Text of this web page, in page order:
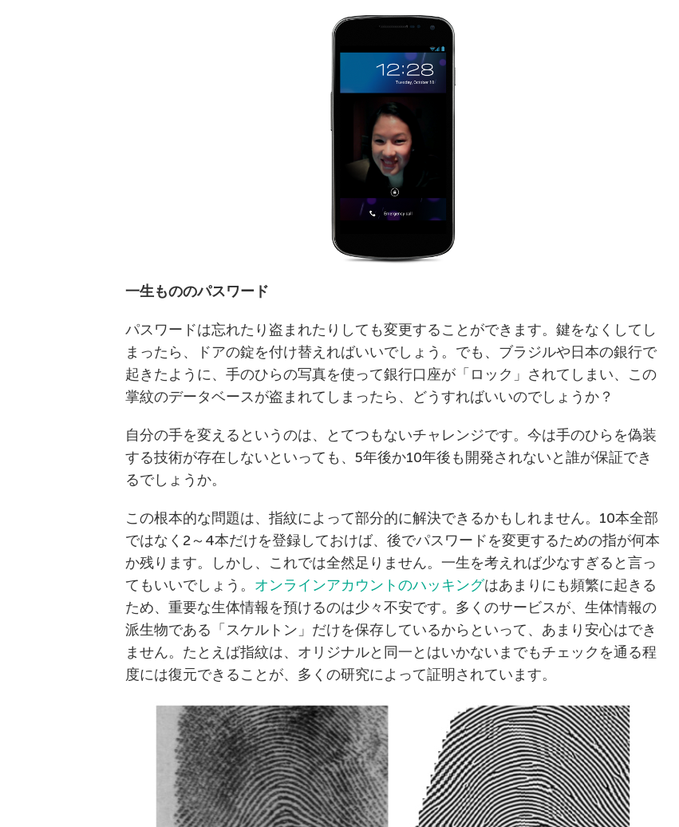
一生もののパスワード
パスワードは忘れたり盗まれたりしても変更することができます。鍵をなくしてし
まったら、ドアの錠を付け替えればいいでしょう。でも、ブラジルや日本の銀行で
起きたように、手のひらの写真を使って銀行口座が「ロック」されてしまい、この
掌紋のデータベースが盗まれてしまったら、どうすればいいのでしょうか？
自分の手を変えるというのは、とてつもないチャレンジです。今は手のひらを偽装
する技術が存在しないといっても、5年後か10年後も開発されないと誰が保証でき
るでしょうか。
この根本的な問題は、指紋によって部分的に解決できるかもしれません。10本全部
ではなく2～4本だけを登録しておけば、後でパスワードを変更するための指が何本
か残ります。しかし、これでは全然足りません。一生を考えれば少なすぎると言っ
てもいいでしょう。 オンラインアカウントのハッキングはあまりにも頻繁に起きる
ため、重要な生体情報を預けるのは少々不安です。多くのサービスが、生体情報の
派生物である「スケルトン」だけを保存しているからといって、あまり安心はでき
ません。たとえば指紋は、オリジナルと同一とはいかないまでもチェックを通る程
度には復元できることが、多くの研究によって証明されています。